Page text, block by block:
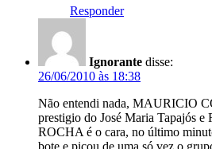
Responder
Ignorante disse:
26/06/2010 às 18:38
Não entendi nada, MAURICIO
prestigio do José Maria Tapajós
ROCHA é o cara, no último
bote e picou de uma só vez o